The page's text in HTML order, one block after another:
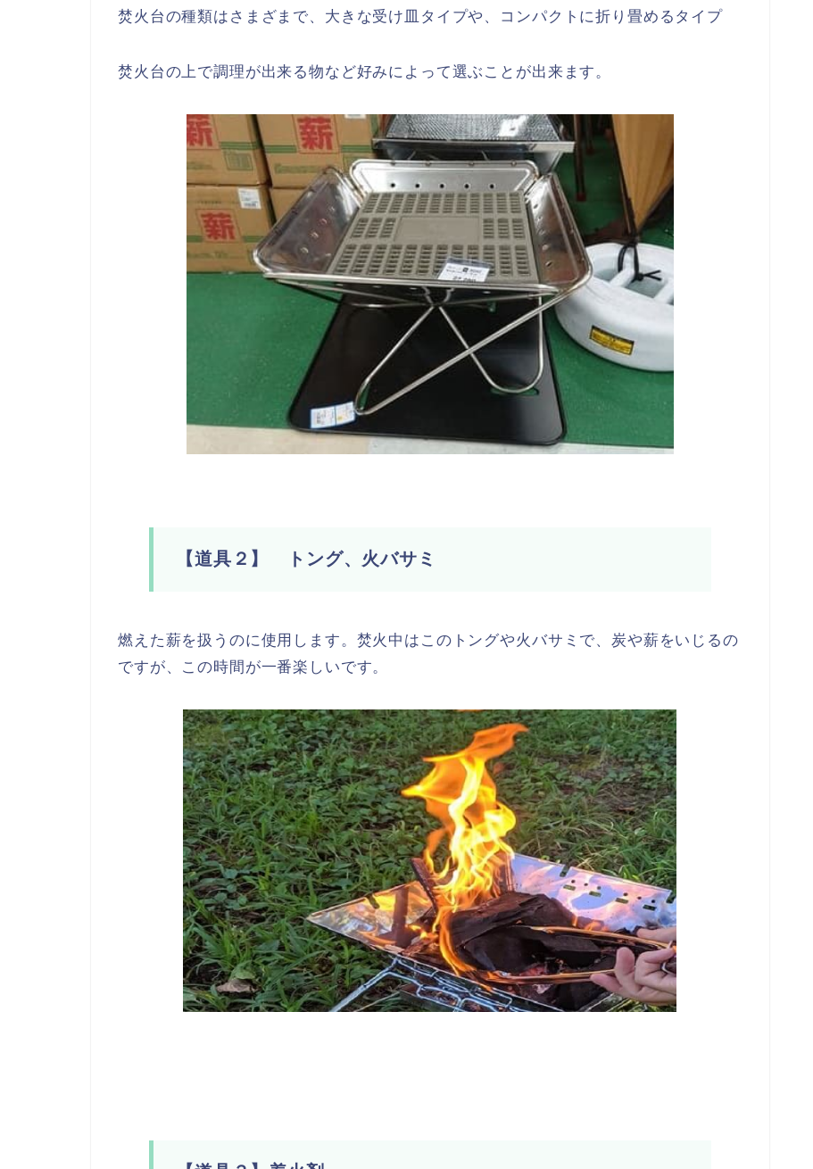
焚火台の種類はさまざまで、大きな受け皿タイプや、コンパクトに折り畳めるタイプ
焚火台の上で調理が出来る物など好みによって選ぶことが出来ます。
【道具２】 トング、火バサミ
燃えた薪を扱うのに使用します。焚火中はこのトングや火バサミで、炭や薪をいじるの
ですが、この時間が一番楽しいです。